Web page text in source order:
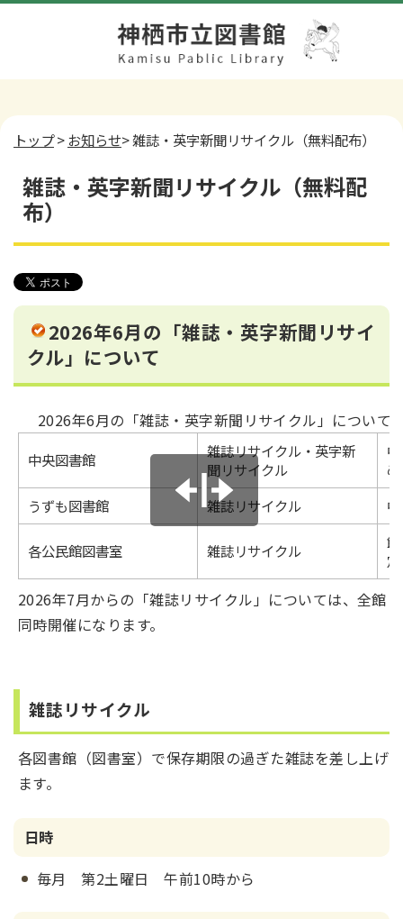
トップ>お知らせ> 雑誌・英字新聞リサイクル（無料配布）
雑誌・英字新聞リサイクル（無料配
布）
2026年6月の「雑誌・英字新聞リサイ
クル」について
2026年6月の「雑誌・英字新聞リサイクル」について
中央図書館
雑誌リサイクル・英字新
聞リサイクル
うずも図書館
雑誌リサイクル
各公民館図書室 雑誌リサイクル
2026年7月からの「雑誌リサイクル」については、全館
同時開催になります。
雑誌リサイクル
各図書館（図書室）で保存期限の過ぎた雑誌を差し上げ
ます。
日時
毎月 第2土曜日 午前10時から